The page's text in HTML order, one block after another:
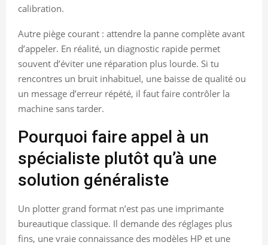
calibration.
Autre piège courant : attendre la panne complète avant
d’appeler. En réalité, un diagnostic rapide permet
souvent d’éviter une réparation plus lourde. Si tu
rencontres un bruit inhabituel, une baisse de qualité ou
un message d’erreur répété, il faut faire contrôler la
machine sans tarder.
Pourquoi faire appel à un
spécialiste plutôt qu’à une
solution généraliste
Un plotter grand format n’est pas une imprimante
bureautique classique. Il demande des réglages plus
fins, une vraie connaissance des modèles HP et une